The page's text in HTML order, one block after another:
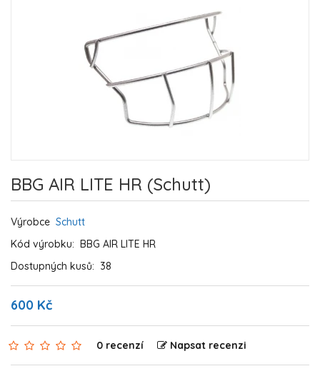
BBG AIR LITE HR (Schutt)
Výrobce Schutt
Kód výrobku: BBG AIR LITE HR
Dostupných kusů: 38
600 Kč
0 recenzí Napsat recenzi